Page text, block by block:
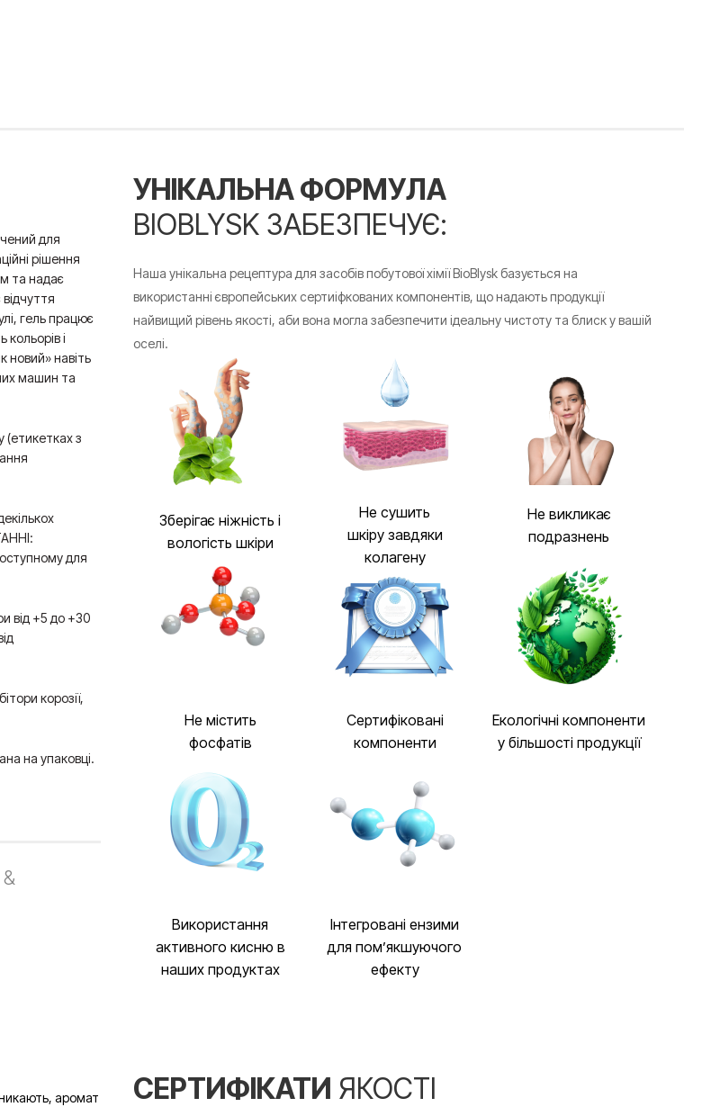
для
рішення
та надає
гель працює
і
новий» навіть
машин та
(етикетках з
для
від +5 до +30
корозії,
на упаковці.
аромат
УНІКАЛЬНА ФОРМУЛА
BIOBLYSK ЗАБЕЗПЕЧУЄ:
Наша унікальна рецептура для засобів побутової хімії BioBlysk базується на
використанні європейських сертиіфкованих компонентів, що надають продукції
найвищий рівень якості, аби вона могла забезпечити ідеальну чистоту та блиск у вашій
оселі.
Зберігає ніжність і
вологість шкіри
Не сушить
шкіру завдяки
колагену
Не викликає
подразнень
Не містить
фосфатів
Сертифіковані
компоненти
Екологічні компоненти
у більшості продукції
Використання
активного кисню в
наших продуктах
Інтегровані ензими
для помʼякшуючого
ефекту
СЕРТИФІКАТИ ЯКОСТІ